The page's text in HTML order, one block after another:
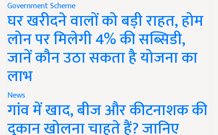
Government Scheme
घर खरीदने वालों को बड़ी राहत, होम
लोन पर मिलेगी 4% की सब्सिडी,
जानें कौन उठा सकता है योजना का
लाभ
News
गांव में खाद, बीज और कीटनाशक की
दुकान खोलना चाहते हैं? जानिए